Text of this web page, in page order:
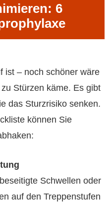
6
ist – noch schöner wäre
Stürzen käme. Es gibt
das Sturzrisiko senken.
können Sie
Schwellen oder
auf den Treppenstufen